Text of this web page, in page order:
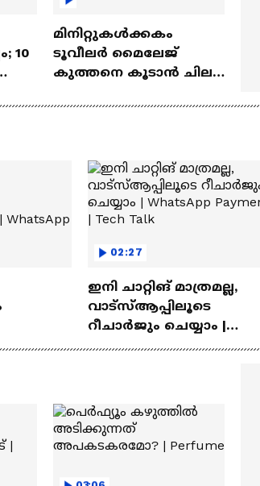
10
മിനിറ്റുകൾക്കകം
ടൂവീലർ മൈലേജ്
കുത്തനെ കൂടാൻ ചില
02:27
ഇനി ചാറ്റിങ് മാത്രമല്ല,
വാട്‌സ്‌ആപ്പിലൂടെ
റീചാർജും ചെയ്യാം |